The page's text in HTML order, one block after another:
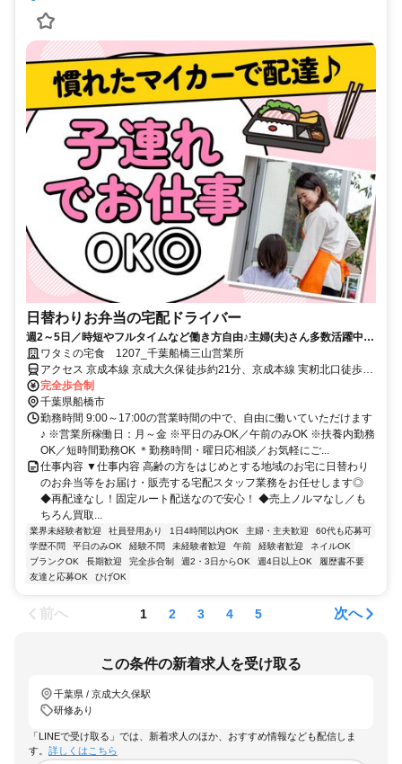
日替わりお弁当の宅配ドライバー
週2～5日／時短やフルタイムなど働き方自由♪主婦(夫)さん多数活躍中！
サポート体制バッチリなのでお子さんの行事でのお休みなども取りやす
い◎
ワタミの宅食 1207_千葉船橋三山営業所
アクセス 京成本線 京成大久保徒歩約21分、京成本線 実籾北口徒歩約
22分、新京成電鉄 薬園台東口徒歩約35分
完全歩合制
千葉県船橋市
勤務時間 9:00～17:00の営業時間の中で、自由に働いていただけます
♪ ※営業所稼働日：月～金 ※平日のみOK／午前のみOK ※扶養内勤務
OK／短時間勤務OK ＊勤務時間・曜日応相談／お気軽にご...
仕事内容 ▼仕事内容 高齢の方をはじめとする地域のお宅に日替わり
のお弁当等をお届け・販売する宅配スタッフ業務をお任せします◎
◆再配達なし！固定ルート配送なので安心！ ◆売上ノルマなし／も
ちろん買取...
業界未経験者歓迎 社員登用あり 1日4時間以内OK 主婦・主夫歓迎
60代も応募可
学歴不問
平日のみOK 経験不問 未経験者歓迎 午前 経験者歓迎
ネイルOK
ブランクOK
長期歓迎 完全歩合制 週2・3日からOK 週4日以上OK
履歴書不要
友達と応募OK
ひげOK
前へ 1 2 3 4 5 次へ
この条件の新着求人を受け取る
千葉県 / 京成大久保駅
研修あり
「LINEで受け取る」では、新着求人のほか、おすすめ情報なども配信しま
す。 詳しくはこちら